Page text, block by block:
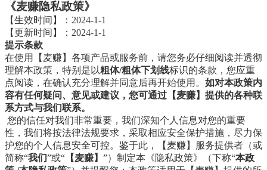
《麦赚隐私政策》
【生效时间】：2024-1-1
【更新时间】：2024-1-1
提示条款
在使用【麦赚】各项产品或服务前，请您务必仔细阅读并透彻
理解本政策，特别是以粗体/粗体下划线标识的条款，您应重
点阅读，在确认充分理解并同意后再开始使用。 如对本政策内
容有任何疑问、意见或建议，您可通过【麦赚】提供的各种联
系方式与我们联系。
您的信任对我们非常重要，我们深知个人信息对您的重要
性，我们将按法律法规要求，采取相应安全保护措施，尽力保
护您的个人信息安全可控。鉴于此，【麦赚】服务提供者（或
简称“我们”或“ 【麦赚】 ”）制定本《隐私政策》（下称“本政